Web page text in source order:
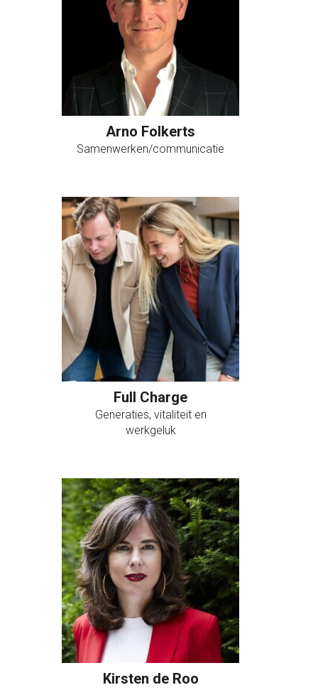
Arno Folkerts
Samenwerken/communicatie
Full Charge
Generaties, vitaliteit en
werkgeluk
Kirsten de Roo